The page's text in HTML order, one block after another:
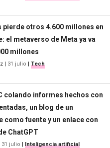
pierde otros 4.600 millones en
el metaverso de Meta ya va
millones
| 31 julio | Tech
colando informes hechos con
un blog de un
como fuente y un enlace con
ChatGPT
31 julio | Inteligencia artificial